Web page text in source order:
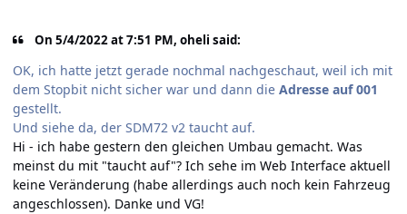
On 5/4/2022 at 7:51 PM, oheli said:
OK, ich hatte jetzt gerade nochmal nachgeschaut, weil ich mit
dem Stopbit nicht sicher war und dann die Adresse auf 001
gestellt.
Und siehe da, der SDM72 v2 taucht auf.
Hi - ich habe gestern den gleichen Umbau gemacht. Was
meinst du mit "taucht auf"? Ich sehe im Web Interface aktuell
keine Veränderung (habe allerdings auch noch kein Fahrzeug
angeschlossen). Danke und VG!